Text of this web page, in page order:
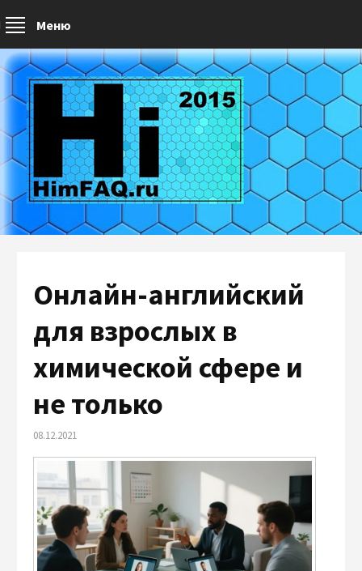
Меню
Онлайн-английский
для взрослых в
химической сфере и
не только
08.12.2021